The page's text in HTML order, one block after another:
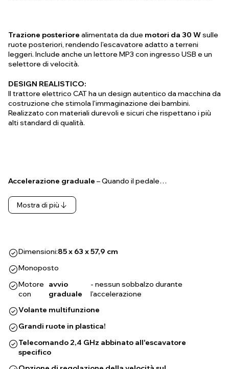
Trazione posteriore alimentata da due motori da 30 Wsulle
ruote posteriori, rendendo l'escavatore adatto a terreni
leggeri. Include anche un lettore MP3 con ingresso USB e un
selettore di velocità.
DESIGN REALISTICO:
Il trattore elettrico CAT ha un design autentico da macchina da
costruzione che stimola l'immaginazione dei bambini.
Realizzato con materiali durevoli e sicuri che rispettano i più
alti standard di qualità.
Accelerazione graduale – Quando il pedale…
Mostra di più
Dimensioni:85 x 63 x 57,9 cm
Monoposto
Motore
con
avvio
graduale
- nessun sobbalzo durante
l'accelerazione
Volante multifunzione
Grandi ruote in plastica!
Telecomando 2,4 GHz abbinato all'escavatore
specifico